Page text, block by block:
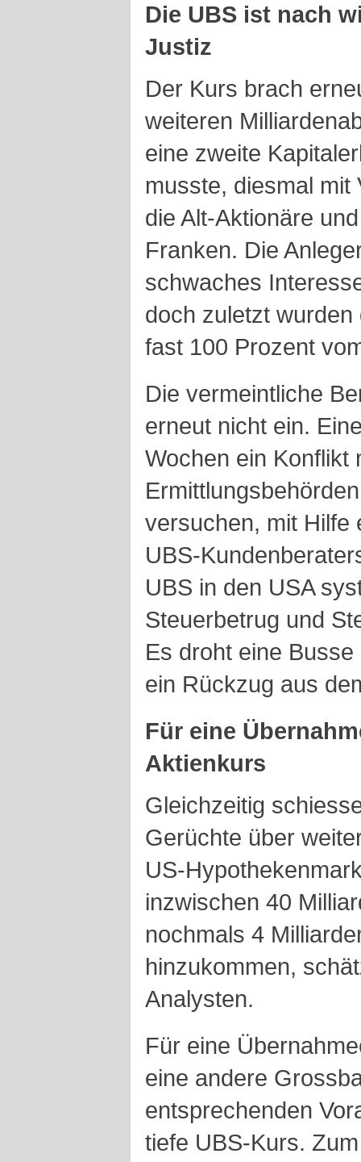
Die UBS ist nach
Justiz
Der Kurs brach
weiteren
eine zweite
musste, diesmal
die Alt-Aktionäre
Franken. Die
schwaches
doch zuletzt
fast 100 Prozent
Die vermeintliche
erneut nicht ein.
Wochen ein Konflikt
versuchen, mit Hilfe
UBS-
UBS in den USA
Steuerbetrug und
Es droht eine
ein Rückzug aus
Für eine
Aktienkurs
Gleichzeitig
Gerüchte über
US-
inzwischen 40
nochmals 4
hinzukommen,
Analysten.
Für eine
eine andere
entsprechenden
tiefe UBS-Kurs.